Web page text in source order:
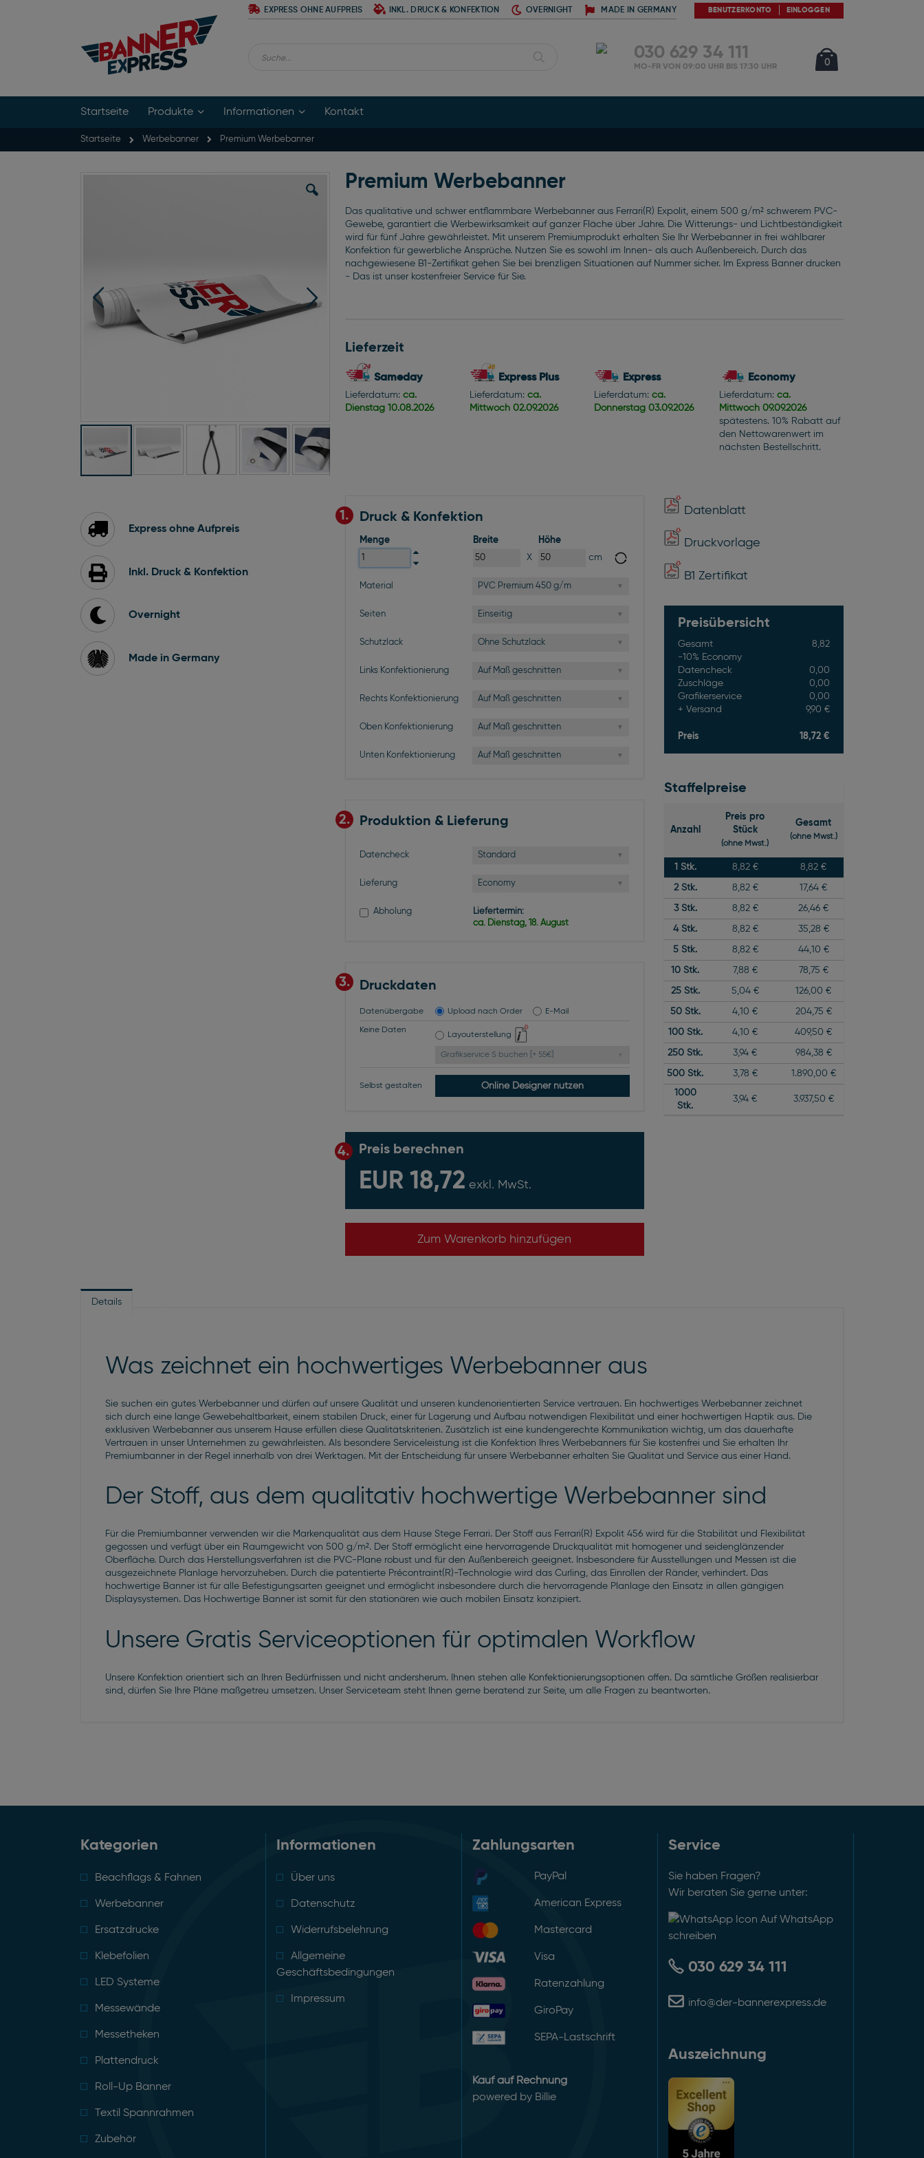
EXPRESS OHNE AUFPREIS INKL. DRUCK & KONFEKTION OVERNIGHT MADE IN GERMANY BENUTZERKONTO EINLOGGEN
0Artikel
030 629 34 111
MO-FR VON 09:00 UHR BIS 17:30 UHR
Startseite Produkte Informationen Kontakt
Startseite Werbebanner Premium Werbebanner
Bildgalerie
springen
Express ohne Aufpreis
Inkl. Druck & Konfektion
Overnight
Made in Germany
Premium Werbebanner
Das qualitative und schwer entflammbare Werbebanner aus Ferrari(R) Expolit, einem 500 g/m² schwerem PVC-
Gewebe, garantiert die Werbewirksamkeit auf ganzer Fläche über Jahre. Die Witterungs- und Lichtbeständigkeit
wird für fünf Jahre gewährleistet. Mit unserem Premiumprodukt erhalten Sie Ihr Werbebanner in frei wählbarer
Konfektion für gewerbliche Ansprüche. Nutzen Sie es sowohl im Innen- als auch Außenbereich. Durch das
nachgewiesene B1-Zertifikat gehen Sie bei brenzligen Situationen auf Nummer sicher. Im Express Banner drucken
- Das ist unser kostenfreier Service für Sie.
Lieferzeit
Sameday
Lieferdatum: ca.
Dienstag 10.08.2026
Express Plus
Lieferdatum: ca.
Mittwoch 02.09.2026
Express
Lieferdatum: ca.
Donnerstag 03.09.2026
Economy
Lieferdatum: ca.
Mittwoch 09.09.2026
spätestens. 10% Rabatt auf
den Nettowarenwert im
nächsten Bestellschritt.
Datenblatt
Druckvorlage
B1 Zertifikat
1. Druck & Konfektion
Menge
Breite
X
Höhe
cm
Material PVC Premium 450 g/m
Seiten Einseitig
Schutzlack Ohne Schutzlack
Links Konfektionierung Auf Maß geschnitten
Rechts Konfektionierung Auf Maß geschnitten
Oben Konfektionierung Auf Maß geschnitten
Unten Konfektionierung Auf Maß geschnitten
2. Produktion & Lieferung
Datencheck Standard
Lieferung Economy
Abholung
Liefertermin:
ca. Dienstag, 18. August
3. Druckdaten
Datenübergabe Upload nach Order E-Mail
Keine Daten
Layouterstellung
Grafikservice S buchen [+ 55€]
Selbst gestalten Online Designer nutzen
4. Preis berechnen
EUR 18,72 exkl. MwSt.
Zum Warenkorb hinzufügen
Preisübersicht
Gesamt
8,82
-10% Economy
Datencheck
0,00
Zuschläge
0,00
Grafikerservice
0,00
Versand
9,90 €
Preis 18,72 €
Staffelpreise
Anzahl
Preis pro
Stück
(ohne Mwst.)
Gesamt
(ohne Mwst.)
1 Stk. 8,82 € 8,82 €
2Stk. 8,82 € 17,64 €
3Stk. 8,82 € 26,46 €
4Stk. 8,82 € 35,28 €
5 Stk. 8,82 € 44,10 €
10 Stk. 7,88 € 78,75 €
25Stk. 5,04 € 126,00 €
50Stk. 4,10 € 204,75 €
100Stk. 4,10 € 409,50 €
250 Stk. 3,94 € 984,38 €
500 Stk. 3,78 €
1.890,00 €
1000
Stk.
3,94 € 3.937,50 €
Details
Was zeichnet ein hochwertiges Werbebanner aus
Sie suchen ein gutes Werbebanner und dürfen auf unsere Qualität und unseren kundenorientierten Service vertrauen. Ein hochwertiges Werbebanner zeichnet
sich durch eine lange Gewebehaltbarkeit, einem stabilen Druck, einer für Lagerung und Aufbau notwendigen Flexibilität und einer hochwertigen Haptik aus. Die
exklusiven Werbebanner aus unserem Hause erfüllen diese Qualitätskriterien. Zusätzlich ist eine kundengerechte Kommunikation wichtig, um das dauerhafte
Vertrauen in unser Unternehmen zu gewährleisten. Als besondere Serviceleistung ist die Konfektion Ihres Werbebanners für Sie kostenfrei und Sie erhalten Ihr
Premiumbanner in der Regel innerhalb von drei Werktagen. Mit der Entscheidung für unsere Werbebanner erhalten Sie Qualität und Service aus einer Hand.
Der Stoff, aus dem qualitativ hochwertige Werbebanner sind
Für die Premiumbanner verwenden wir die Markenqualität aus dem Hause Stege Ferrari. Der Stoff aus Ferrari(R) Expolit 456 wird für die Stabilität und Flexibilität
gegossen und verfügt über ein Raumgewicht von 500 g/m². Der Stoff ermöglicht eine hervorragende Druckqualität mit homogener und seidenglänzender
Oberfläche. Durch das Herstellungsverfahren ist die PVC-Plane robust und für den Außenbereich geeignet. Insbesondere für Ausstellungen und Messen ist die
ausgezeichnete Planlage hervorzuheben. Durch die patentierte Précontraint(R)-Technologie wird das Curling, das Einrollen der Ränder, verhindert. Das
hochwertige Banner ist für alle Befestigungsarten geeignet und ermöglicht insbesondere durch die hervorragende Planlage den Einsatz in allen gängigen
Displaysystemen. Das Hochwertige Banner ist somit für den stationären wie auch mobilen Einsatz konzipiert.
Unsere Gratis Serviceoptionen für optimalen Workflow
Unsere Konfektion orientiert sich an Ihren Bedürfnissen und nicht andersherum. Ihnen stehen alle Konfektionierungsoptionen offen. Da sämtliche Größen realisierbar
sind, dürfen Sie Ihre Pläne maßgetreu umsetzen. Unser Serviceteam steht Ihnen gerne beratend zur Seite, um alle Fragen zu beantworten.
Kategorien
Beachflags & Fahnen
Werbebanner
Ersatzdrucke
Klebefolien
LED Systeme
Messewände
Messetheken
Plattendruck
Roll-Up Banner
Textil Spannrahmen
Zubehör
Informationen
Über uns
Datenschutz
Widerrufsbelehrung
Allgemeine
Geschäftsbedingungen
Impressum
Zahlungsarten
PayPal
American Express
Mastercard
Visa
Ratenzahlung
GiroPay
SEPA-Lastschrift
Kauf auf Rechnung
powered by Billie
Service
Sie haben Fragen?
Wir beraten Sie gerne unter:
Auf WhatsApp
schreiben
030 629 34 111
info@der-bannerexpress.de
Auszeichnung